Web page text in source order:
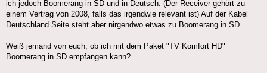
ich jedoch Boomerang in SD und in Deutsch. (Der Receiver gehört zu
einem Vertrag von 2008, falls das irgendwie relevant ist) Auf der Kabel
Deutschland Seite steht aber nirgendwo etwas zu Boomerang in SD.
Weiß jemand von euch, ob ich mit dem Paket "TV Komfort HD"
Boomerang in SD empfangen kann?